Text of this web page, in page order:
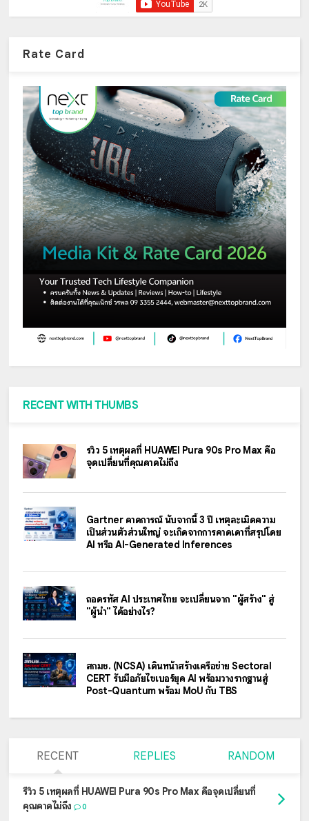
Rate Card
RECENT WITH THUMBS
รีวิว 5 เหตุผลที่ HUAWEI Pura 90s Pro Max คือ
จุดเปลี่ยนที่คุณคาดไม่ถึง
Gartner คาดการณ์ นับจากนี้ 3 ปี เหตุละเมิดความ
เป็นส่วนตัวส่วนใหญ่ จะเกิดจากการคาดเดาที่สรุปโดย
AI หรือ AI-Generated Inferences
ถอดรหัส AI ประเทศไทย จะเปลี่ยนจาก "ผู้สร้าง" สู่
"ผู้นำ" ได้อย่างไร?
สกมช. (NCSA) เดินหน้าสร้างเครือข่าย Sectoral
CERT รับมือภัยไซเบอร์ยุค AI พร้อมวางรากฐานสู่
Post-Quantum พร้อม MoU กับ TBS
RECENT REPLIES RANDOM
รีวิว 5 เหตุผลที่ HUAWEI Pura 90s Pro Max คือจุดเปลี่ยนที่
คุณคาดไม่ถึง
0